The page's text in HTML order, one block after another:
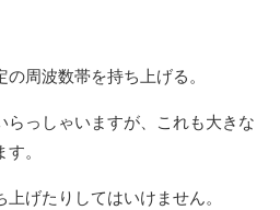
周波数帯を持ち上げる。
らっしゃいますが、これも大きな
。
げたりしてはいけません。